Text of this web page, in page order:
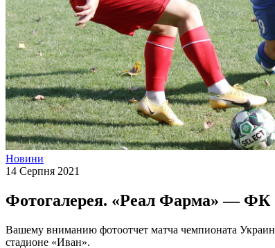
Новини
14 Серпня 2021
Фотогалерея. «Реал Фарма» — ФК
Вашему вниманию фотоотчет матча чемпионата
стадионе «Иван».